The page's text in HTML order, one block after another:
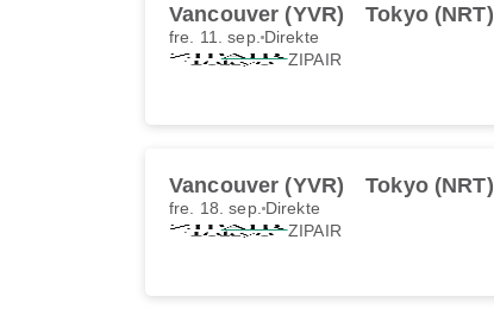
Vancouver (YVR) Tokyo (NRT)
fre. 11. sep. Direkte
ZIPAIR
Vancouver (YVR) Tokyo (NRT)
fre. 18. sep. Direkte
ZIPAIR